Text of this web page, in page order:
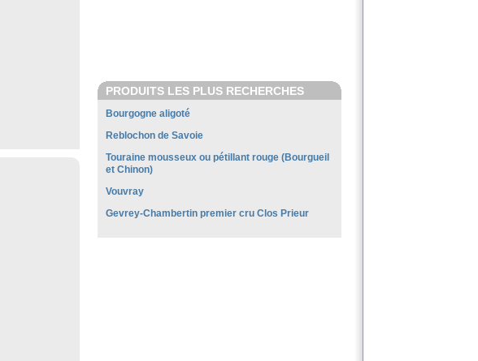
PRODUITS LES PLUS RECHERCHES
Bourgogne aligoté
Reblochon de Savoie
Touraine mousseux ou pétillant rouge (Bourgueil
et Chinon)
Vouvray
Gevrey-Chambertin premier cru Clos Prieur